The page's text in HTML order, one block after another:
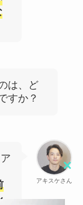
は、ど
すか？
アキスケさん